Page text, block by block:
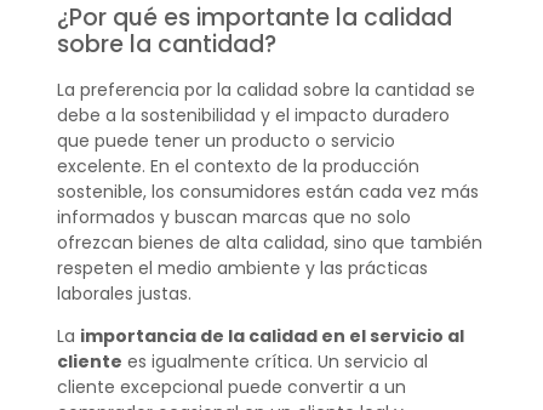
¿Por qué es importante la calidad
sobre la cantidad?
La preferencia por la calidad sobre la cantidad se
debe a la sostenibilidad y el impacto duradero
que puede tener un producto o servicio
excelente. En el contexto de la producción
sostenible, los consumidores están cada vez más
informados y buscan marcas que no solo
ofrezcan bienes de alta calidad, sino que también
respeten el medio ambiente y las prácticas
laborales justas.
La importancia de la calidad en el servicio al
cliente es igualmente crítica. Un servicio al
cliente excepcional puede convertir a un